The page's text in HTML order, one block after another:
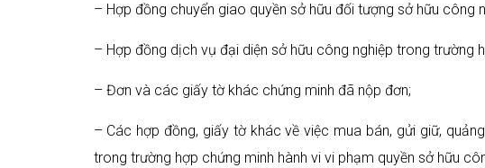
– Hợp đồng chuyển giao quyền sở hữu đối tượng sở hữu
– Hợp đồng dịch vụ đại diện sở hữu công nghiệp trong trường
– Đơn và các giấy tờ khác chứng minh đã nộp đơn;
– Các hợp đồng, giấy tờ khác về việc mua bán, gửi giữ,
trong trường hợp chứng minh hành vi vi phạm quyền sở hữu